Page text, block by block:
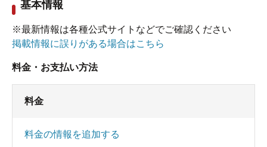
基本情報
※最新情報は各種公式サイトなどでご確認ください
掲載情報に誤りがある場合はこちら
料金・お支払い方法
料金
料金の情報を追加する